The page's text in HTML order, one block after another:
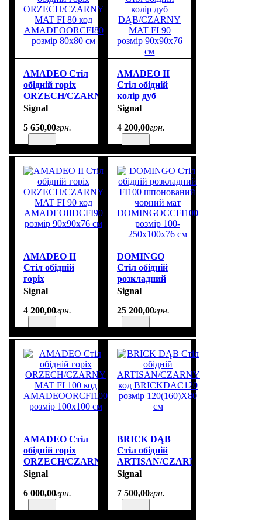
AMADEO Стіл
обідній горіх
ORZECH/CZARNY
MAT FI 80 код
розмір 80х80
Signal
5 650,00грн.
AMADEO II
Стіл обідній
колір дуб
DĄB/CZARNY
розмір
Signal
4 200,00грн.
AMADEO II
Стіл обідній
горіх
ORZECH/CZARNY
AMADEOIIDCFI90
Signal
4 200,00грн.
DOMINGO
Стіл обідній
розкладний
FI100
чорний мат
Signal
25 200,00грн.
AMADEO Стіл
обідній горіх
ORZECH/CZARNY
MAT FI 100
AMADEOORCFI100
Signal
6 000,00грн.
BRICK DĄB
Стіл обідній
ARTISAN/CZARNY
код
розмір
Signal
7 500,00грн.